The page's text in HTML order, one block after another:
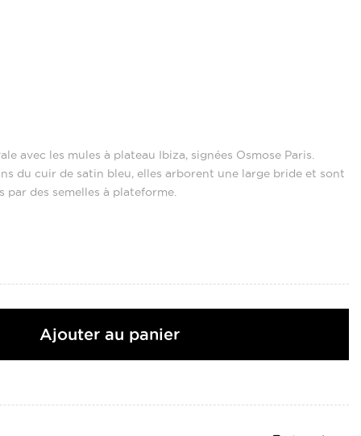
avec les mules à plateau Ibiza, signées Osmose Paris.
du cuir de satin bleu, elles arborent une large bride et sont
des semelles à plateforme.
Ajouter au panier